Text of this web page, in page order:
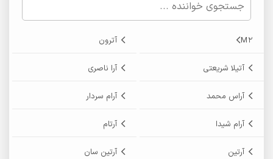
M2 آترون
آتیلا شریعتی آرا ناصری
آراس محمد آرام سردار
آرام شیدا آرتام
آرتین آرتین سان